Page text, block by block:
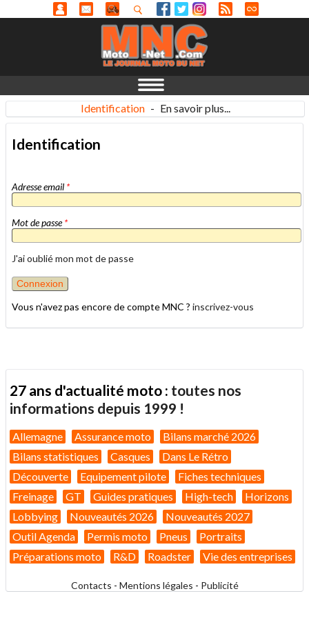
Identification - En savoir plus...
Identification
Adresse email *
Mot de passe*
J'ai oublié mon mot de passe
Vous n'avez pas encore de compte MNC ? inscrivez-vous
27 ans d'actualité moto : toutes nos
informations depuis 1999 !
Allemagne Assurance moto
Bilans marché 2026
Bilans statistiques
Casques
Dans Le Rétro
Découverte
Equipement pilote
Fiches techniques
Freinage
GT Guides pratiques High-tech
Horizons
Lobbying
Nouveautés 2026
Nouveautés 2027
Outil Agenda
Permis moto Pneus
Portraits
Préparations moto
R&D Roadster Vie des entreprises
Contacts - Mentions légales - Publicité